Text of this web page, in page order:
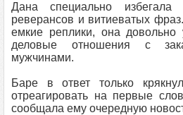
Дана специально избегала
реверансов и витиеватых
емкие реплики, она довольно
деловые отношения с
мужчинами.
Баре в ответ только
отреагировать на первые
сообщала ему очередную